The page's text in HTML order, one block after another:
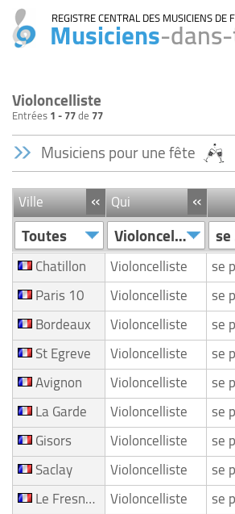
REGISTRE CENTRAL DES MUSICIENS DE
Musiciens-
Violoncelliste
Entrées1 - 77de 77
Musiciens pour une fête
Ville « Qui «
Toutes Violoncelliste
Chatillon Violoncelliste
Paris 10 Violoncelliste
Bordeaux Violoncelliste
St Egreve Violoncelliste
Avignon Violoncelliste
La Garde Violoncelliste
Gisors Violoncelliste
Saclay Violoncelliste
Le Fresne Sur Loire Violoncelliste